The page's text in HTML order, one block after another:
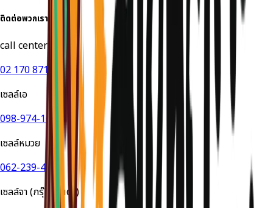
ติดต่อพวกเรา
call center
02 170 8714
เซลล์เอ
098-974-1649
เซลล์หมวย
062-239-4524
เซลล์จา (กรุ๊ปส่วนตัว)